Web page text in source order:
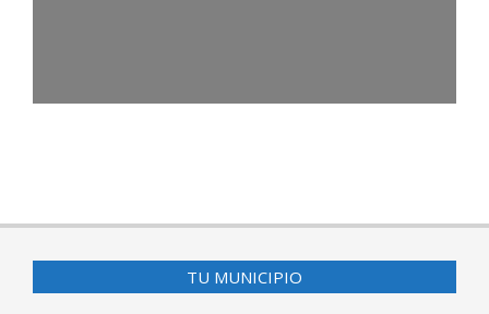
TU MUNICIPIO